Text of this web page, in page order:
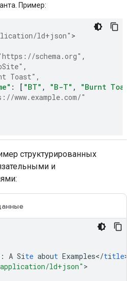
Пример:
ld+json"
schema.org" ,
,
Toast" ,
: [ "BT" , "B-T" ,
"Burnt Toast
www.example.com/"
структурированных
и
: A Site about Examples</title
ld+json"